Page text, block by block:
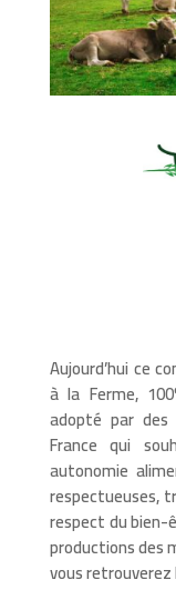
Aujourd’hui ce
à la Ferme,
adopté par des
France qui
autonomie
respectueuses,
respect du bien-
productions des
vous retrouverez